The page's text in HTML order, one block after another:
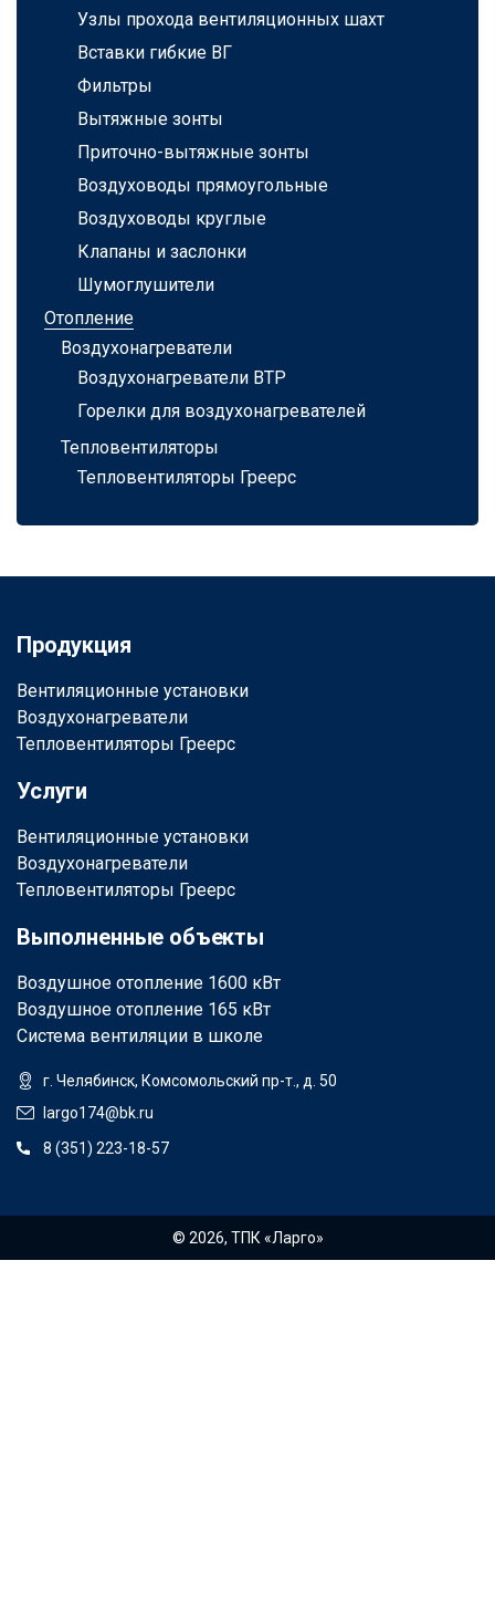
Узлы прохода вентиляционных шахт
Вставки гибкие ВГ
Фильтры
Вытяжные зонты
Приточно-вытяжные зонты
Воздуховоды прямоугольные
Воздуховоды круглые
Клапаны и заслонки
Шумоглушители
Отопление
Воздухонагреватели
Воздухонагреватели ВТР
Горелки для воздухонагревателей
Тепловентиляторы
Тепловентиляторы Греерс
Продукция
Вентиляционные установки
Воздухонагреватели
Тепловентиляторы Греерс
Услуги
Вентиляционные установки
Воздухонагреватели
Тепловентиляторы Греерс
Выполненные объекты
Воздушное отопление 1600 кВт
Воздушное отопление 165 кВт
Система вентиляции в школе
г. Челябинск, Комсомольский пр-т., д. 50
largo174@bk.ru
8 (351) 223-18-57
© 2026, ТПК «Ларго»